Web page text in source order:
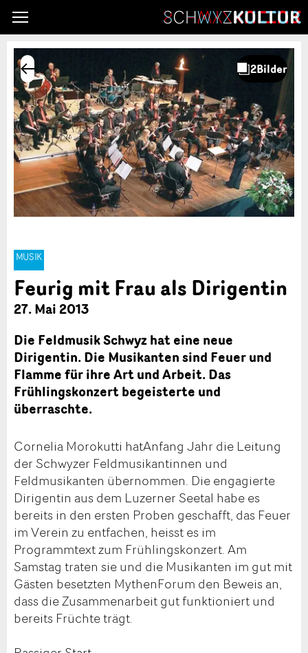
MUSIK
Feurig mit Frau als Dirigentin
27. Mai 2013
Die Feldmusik Schwyz hat eine neue
Dirigentin. Die Musikanten sind Feuer und
Flamme für ihre Art und Arbeit. Das
Frühlingskonzert begeisterte und
überraschte.
Cornelia Morokutti hatAnfang Jahr die Leitung
der Schwyzer Feldmusikantinnen und
Feldmusikanten übernommen. Die engagierte
Dirigentin aus dem Luzerner Seetal habe es
bereits in den ersten Proben geschafft, das Feuer
im Verein zu entfachen, heisst es im
Programmtext zum Frühlingskonzert. Am
Samstag traten sie und die Musikanten im gut mit
Gästen besetzten MythenForum den Beweis an,
dass die Zusammenarbeit gut funktioniert und
bereits Früchte trägt.